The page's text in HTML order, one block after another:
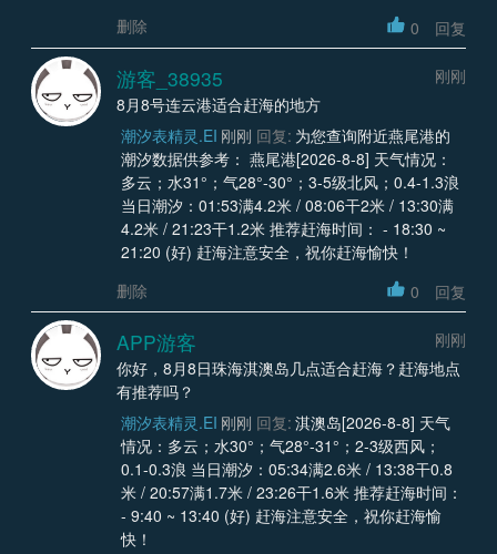
删除
0 回复
游客_38935
刚刚
8月8号连云港适合赶海的地方
潮汐表精灵.EI 刚刚 回复: 为您查询附近燕尾港的
潮汐数据供参考： 燕尾港[2026-8-8] 天气情况：
多云；水31°；气28°-30°；3-5级北风；0.4-1.3浪
当日潮汐：01:53满4.2米 / 08:06干2米 / 13:30满
4.2米 / 21:23干1.2米 推荐赶海时间： - 18:30 ~
21:20 (好) 赶海注意安全，祝你赶海愉快！
删除
0 回复
APP游客
刚刚
你好，8月8日珠海淇澳岛几点适合赶海？赶海地点
有推荐吗？
潮汐表精灵.EI 刚刚 回复: 淇澳岛[2026-8-8] 天气
情况：多云；水30°；气28°-31°；2-3级西风；
0.1-0.3浪 当日潮汐：05:34满2.6米 / 13:38干0.8
米 / 20:57满1.7米 / 23:26干1.6米 推荐赶海时间：
- 9:40 ~ 13:40 (好) 赶海注意安全，祝你赶海愉
快！